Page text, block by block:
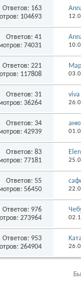
Ответов: 163
104693
Ответов: 41
74031
Ответов: 221
117808
Ответов: 31
36264
viva
Ответов: 34
42939
Ответов: 83
77181
Ответов: 55
56450
Ответов: 976
273964
Ответов: 953
264904